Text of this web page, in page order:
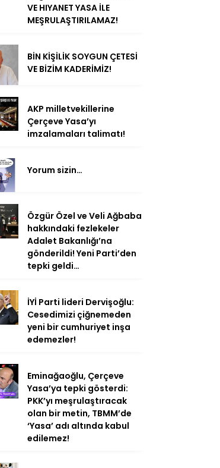
VE HIYANET YASA İLE
MEŞRULAŞTIRILAMAZ!
BİN KİŞİLİK SOYGUN ÇETESİ
VE BİZİM KADERİMİZ!
AKP milletvekillerine
Çerçeve Yasa’yı
imzalamaları talimatı!
Yorum sizin…
Özgür Özel ve Veli Ağbaba
hakkındaki fezlekeler
Adalet Bakanlığı’na
gönderildi! Yeni Parti’den
tepki geldi…
İYİ Parti lideri Dervişoğlu:
Cesedimizi çiğnemeden
yeni bir cumhuriyet inşa
edemezler!
Eminağaoğlu, Çerçeve
Yasa’ya tepki gösterdi:
PKK’yı meşrulaştıracak
olan bir metin, TBMM’de
‘Yasa’ adı altında kabul
edilemez!